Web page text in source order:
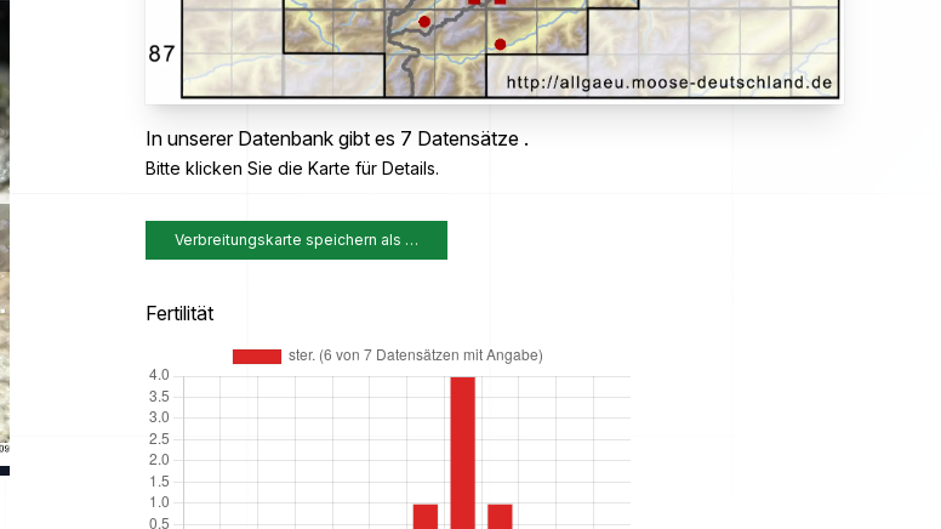
In unserer Datenbank gibt es 7 Datensätze .
Bitte klicken Sie die Karte für Details.
Verbreitungskarte speichern als …
Fertilität